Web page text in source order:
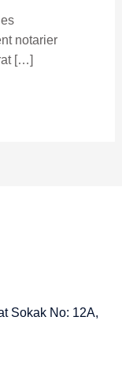
notarier
[…]
Sokak No: 12A,